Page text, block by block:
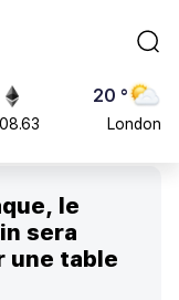
20 °
London
16 °
le
sera
une table